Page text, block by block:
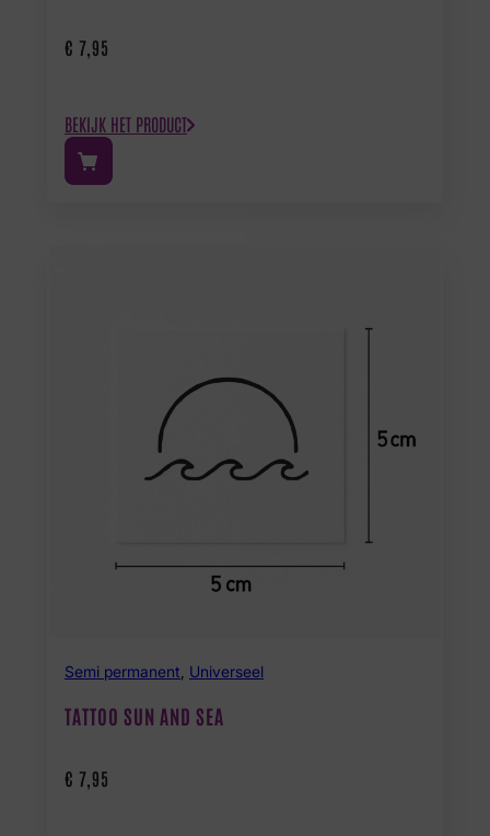
€ 7,95
BEKIJK HET PRODUCT
Semi permanent Universeel
TATTOO SUN AND SEA
€ 7,95